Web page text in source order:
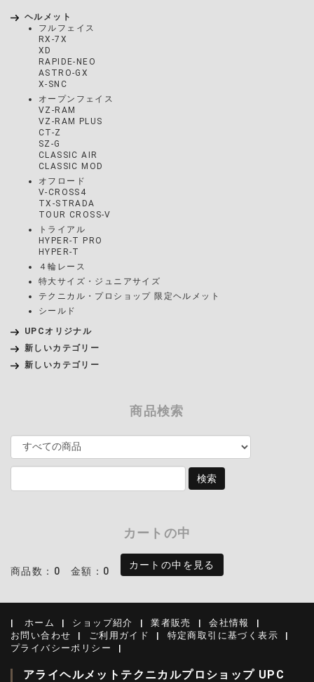
ヘルメット
フルフェイス
RX-7X
XD
RAPIDE-NEO
ASTRO-GX
X-SNC
オープンフェイス
VZ-RAM
VZ-RAM PLUS
CT-Z
SZ-G
CLASSIC AIR
CLASSIC MOD
オフロード
V-CROSS4
TX-STRADA
TOUR CROSS-V
トライアル
HYPER-T PRO
HYPER-T
４輪レース
特大サイズ・ジュニアサイズ
テクニカル・プロショップ 限定ヘルメット
シールド
UPCオリジナル
新しいカテゴリー
新しいカテゴリー
商品検索
カートの中
商品数：0 金額：0
カートの中を見る
ホーム ショップ紹介 業者販売
会社情報
お問い合わせ
ご利用ガイド
特定商取引に基づく表示
プライバシーポリシー
アライヘルメットテクニカルプロショップ UPC